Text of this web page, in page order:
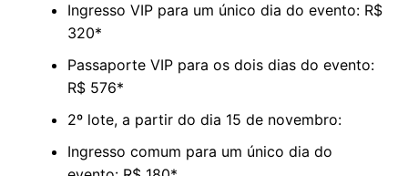
Ingresso VIP para um único dia do evento: R$
320*
Passaporte VIP para os dois dias do evento:
R$ 576*
2º lote, a partir do dia 15 de novembro:
Ingresso comum para um único dia do